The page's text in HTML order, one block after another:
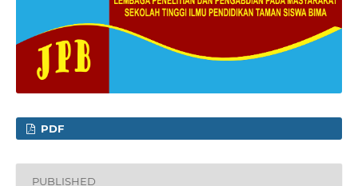
PDF
PUBLISHED